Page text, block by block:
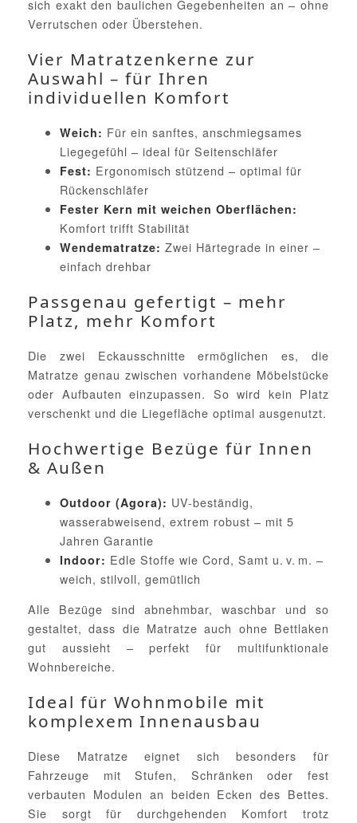
sich exakt den baulichen Gegebenheiten an – ohne
Verrutschen oder Überstehen.
Vier Matratzenkerne zur
Auswahl – für Ihren
individuellen Komfort
Weich: Für ein sanftes, anschmiegsames
Liegegefühl – ideal für Seitenschläfer
Fest: Ergonomisch stützend – optimal für
Rückenschläfer
Fester Kern mit weichen Oberflächen:
Komfort trifft Stabilität
Wendematratze: Zwei Härtegrade in einer –
einfach drehbar
Passgenau gefertigt – mehr
Platz, mehr Komfort
Die zwei Eckausschnitte ermöglichen es, die
Matratze genau zwischen vorhandene Möbelstücke
oder Aufbauten einzupassen. So wird kein Platz
verschenkt und die Liegefläche optimal ausgenutzt.
Hochwertige Bezüge für Innen
& Außen
Outdoor (Agora): UV-beständig,
wasserabweisend, extrem robust – mit 5
Jahren Garantie
Indoor: Edle Stoffe wie Cord, Samt u. v. m. –
weich, stilvoll, gemütlich
Alle Bezüge sind abnehmbar, waschbar und so
gestaltet, dass die Matratze auch ohne Bettlaken
gut aussieht – perfekt für multifunktionale
Wohnbereiche.
Ideal für Wohnmobile mit
komplexem Innenausbau
Diese Matratze eignet sich besonders für
Fahrzeuge mit Stufen, Schränken oder fest
verbauten Modulen an beiden Ecken des Bettes.
Sie sorgt für durchgehenden Komfort trotz